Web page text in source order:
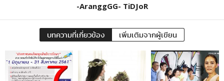
-AranggGG- TiDJoR
บทความที่เกี่ยวข้อง เพิ่มเติมจากผู้เขียน